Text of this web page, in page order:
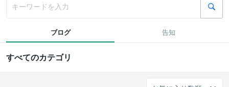
ブログ 告知
すべてのカテゴリ